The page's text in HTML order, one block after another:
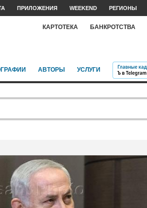
ПРИЛОЖЕНИЯ WEEKEND РЕГИОНЫ
КАРТОТЕКА БАНКРОТСТВА
АВТОРЫ УСЛУГИ